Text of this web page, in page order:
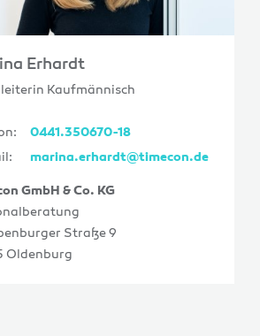
Erhardt
Kaufmännisch
0441.350670-18
marina.erhardt@timecon.de
GmbH & Co. KG
Straße 9
Oldenburg